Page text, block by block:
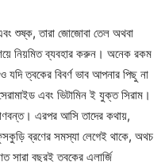
শুষ্ক, তারা জোজোবা তেল অথবা
নিয়মিত ব্যবহার করুন। অনেক রকম
যদি ত্বকের বিবর্ণ ভাব আপনার পিছু না
এবং ভিটামিন ই যুক্ত সিরাম।
এরপর আসি তাদের কথায়,
ব্রণের সমস্যা লেগেই থাকে, অথচ
সারা বছরই ত্বকের এলার্জি